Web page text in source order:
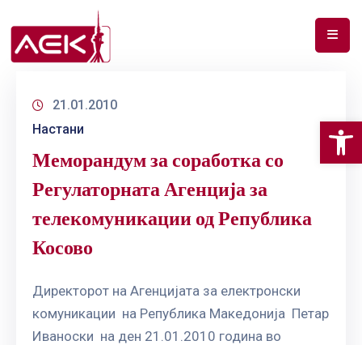
НАС
ДОКУМЕНТИ
СПЕКТАР
ТЕЛЕКОМУНИКАЦИИ
АНАЛИЗА
ПАЗАР
21.01.2010
Настани
Меморандум за соработка со
Регулаторната Агенција за
телекомуникации од Република
Косово
Директорот на Агенцијата за електронски
комуникации на Република Македонија Петар
Иваноски на ден 21.01.2010 година во